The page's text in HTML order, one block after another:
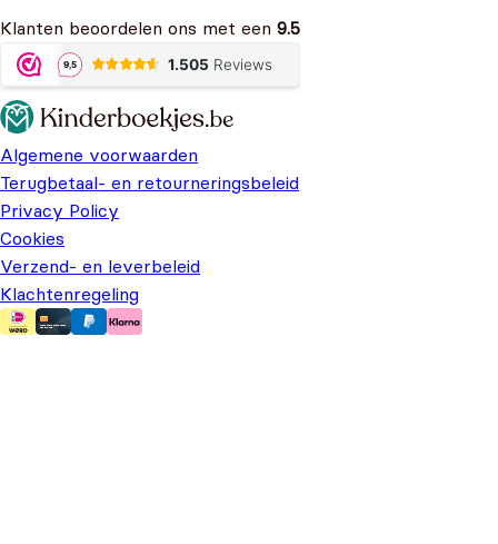
Klanten beoordelen ons met een 9.5
Algemene voorwaarden
Terugbetaal- en retourneringsbeleid
Privacy Policy
Cookies
Verzend- en leverbeleid
Klachtenregeling